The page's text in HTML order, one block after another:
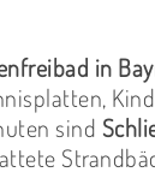
in
sind